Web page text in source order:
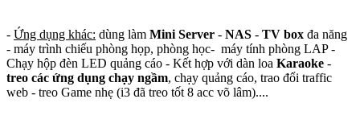
- Ứng dụng khác: dùng làm Mini Server - NAS - TV box đa năng
- máy trình chiếu phòng họp, phòng học- máy tính phòng LAP -
Chạy hộp đèn LED quảng cáo - Kết hợp với dàn loa Karaoke -
treo các ứng dụng chạy ngầm, chạy quảng cáo, trao đổi traffic
web - treo Game nhẹ (i3 đã treo tốt 8 acc võ lâm)....